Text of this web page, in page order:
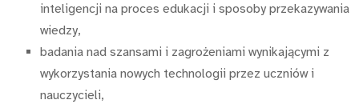
inteligencji na proces edukacji i sposoby przekazywania
wiedzy,
badania nad szansami i zagrożeniami wynikającymi z
wykorzystania nowych technologii przez uczniów i
nauczycieli,